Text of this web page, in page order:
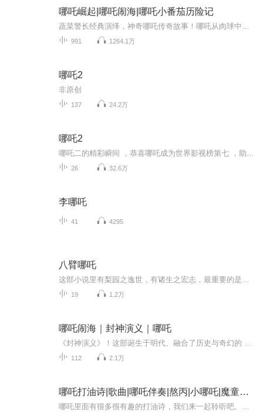
哪吒崛起|哪吒闹海|哪吒小番茄历险记
991 1264.1万
哪吒2
非原创
137 24.2万
哪吒2
26 32.6万
李哪吒
41 4295
八臂哪吒
19 1.2万
哪吒闹海｜封神演义｜哪吒
112 2.1万
哪吒打油诗|歌曲|哪吒伴奏|熬丙|小哪吒|魔童降世